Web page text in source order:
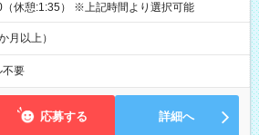
休憩:1:35） ※上記時間より選択可能
月以上）
不要
応募する 詳細へ